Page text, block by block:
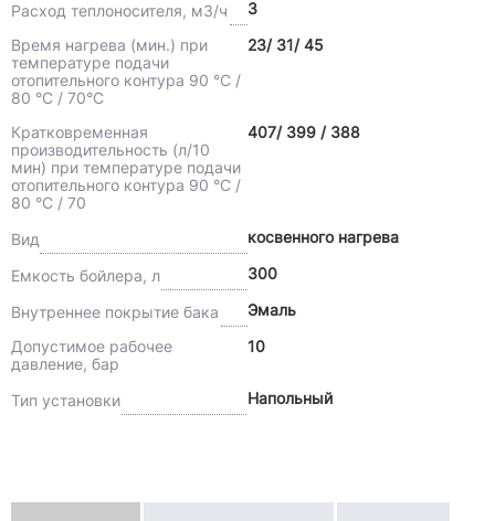
Расход теплоносителя, м3/ч
3
Время нагрева (мин.) при
температуре подачи
отопительного контура 90 °C /
80 °C / 70°C
23/ 31/ 45
Кратковременная
производительность (л/10
мин) при температуре подачи
отопительного контура 90 °C /
80 °C / 70
407/ 399 / 388
Вид косвенного нагрева
Емкость бойлера, л 300
Внутреннее покрытие бака
Эмаль
Допустимое рабочее
давление, бар
10
Тип установки Напольный